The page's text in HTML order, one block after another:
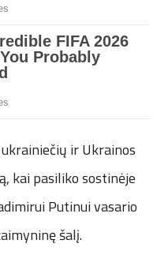
ir Ukrainos
kai pasiliko sostinėje
Putinui vasario
šalį.